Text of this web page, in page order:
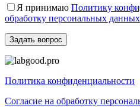
Я принимаю Политику
обработку персональных данных
Политика конфиденциальности
Согласие на обработку